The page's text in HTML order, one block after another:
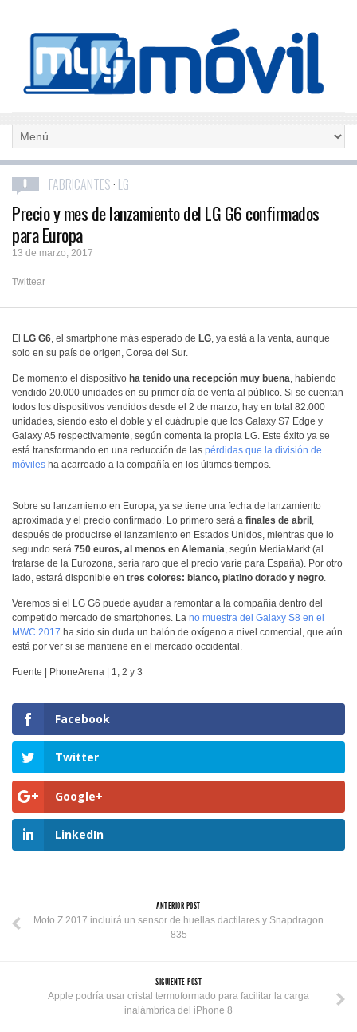
0 FABRICANTES· LG
Precio y mes de lanzamiento del LG G6 confirmados
para Europa
13 de marzo, 2017
Twittear
El LG G6, el smartphone más esperado de LG, ya está a la venta, aunque
solo en su país de origen, Corea del Sur.
De momento el dispositivo ha tenido una recepción muy buena, habiendo
vendido 20.000 unidades en su primer día de venta al público. Si se cuentan
todos los dispositivos vendidos desde el 2 de marzo, hay en total 82.000
unidades, siendo esto el doble y el cuádruple que los Galaxy S7 Edge y
Galaxy A5 respectivamente, según comenta la propia LG. Este éxito ya se
está transformando en una reducción de las pérdidas que la división de
móviles ha acarreado a la compañía en los últimos tiempos.
Sobre su lanzamiento en Europa, ya se tiene una fecha de lanzamiento
aproximada y el precio confirmado. Lo primero será a finales de abril ,
después de producirse el lanzamiento en Estados Unidos, mientras que lo
segundo será 750 euros, al menos en Alemania, según MediaMarkt (al
tratarse de la Eurozona, sería raro que el precio varíe para España). Por otro
lado, estará disponible en tres colores: blanco, platino dorado y negro.
Veremos si el LG G6 puede ayudar a remontar a la compañía dentro del
competido mercado de smartphones. La no muestra del Galaxy S8 en el
MWC 2017 ha sido sin duda un balón de oxígeno a nivel comercial, que aún
está por ver si se mantiene en el mercado occidental.
Fuente | PhoneArena | 1, 2 y 3
Facebook
Twitter
Google+
LinkedIn
ANTERIOR POST
Moto Z 2017 incluirá un sensor de huellas dactilares y Snapdragon
835
SIGUIENTE POST
Apple podría usar cristal termoformado para facilitar la carga
inalámbrica del iPhone 8